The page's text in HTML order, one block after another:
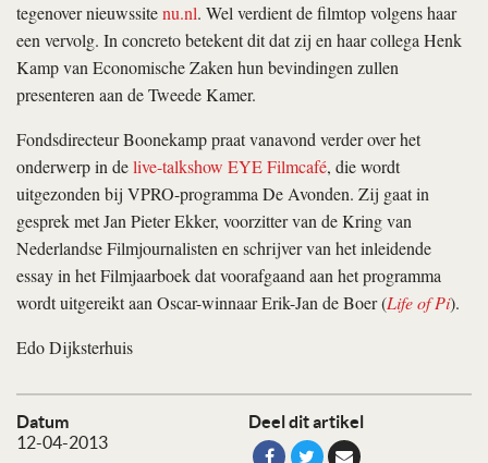
Datum
12-04-2013
Deel dit artikel
tegenover nieuwssitenu.nl. Wel verdient de filmtop volgens haar
een vervolg. In concreto betekent dit dat zij en haar collega Henk
Kamp van Economische Zaken hun bevindingen zullen
presenteren aan de Tweede Kamer.
Fondsdirecteur Boonekamp praat vanavond verder over het
onderwerp in delive-talkshow EYE Filmcafé, die wordt
uitgezonden bij VPRO-programma De Avonden. Zij gaat in
gesprek met Jan Pieter Ekker, voorzitter van de Kring van
Nederlandse Filmjournalisten en schrijver van het inleidende
essay in het Filmjaarboek dat voorafgaand aan het programma
wordt uitgereikt aan Oscar-winnaar Erik-Jan de Boer (Life of Pi).
Edo Dijksterhuis